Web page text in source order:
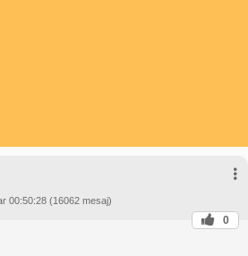
00:50:28 (16062 mesaj)
0